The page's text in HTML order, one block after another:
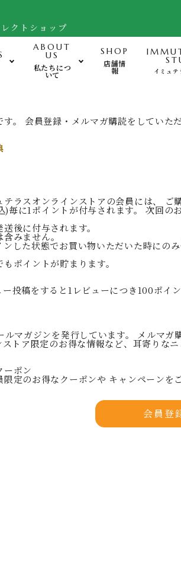
クトショップ
ォーグ・その他グッズ
ABOUT
US
私たちにつ
いて
SHOP
店舗情
報 イミュテ
。 会員登録・メルマガ購読をしていた
ラスオンラインストアの会員には、 ご
毎に1ポイントが付与されます。 次回の
後に付与されます。
みません。
した状態でお買い物いただいた時にのみ
ポイントが貯まります。
投稿をすると1レビューにつき100ポイ
ルマガジンを発行しています。 メルマ
トア限定のお得な情報など、耳寄りな
ポン
定のお得なクーポンや キャンペーンを
会員登